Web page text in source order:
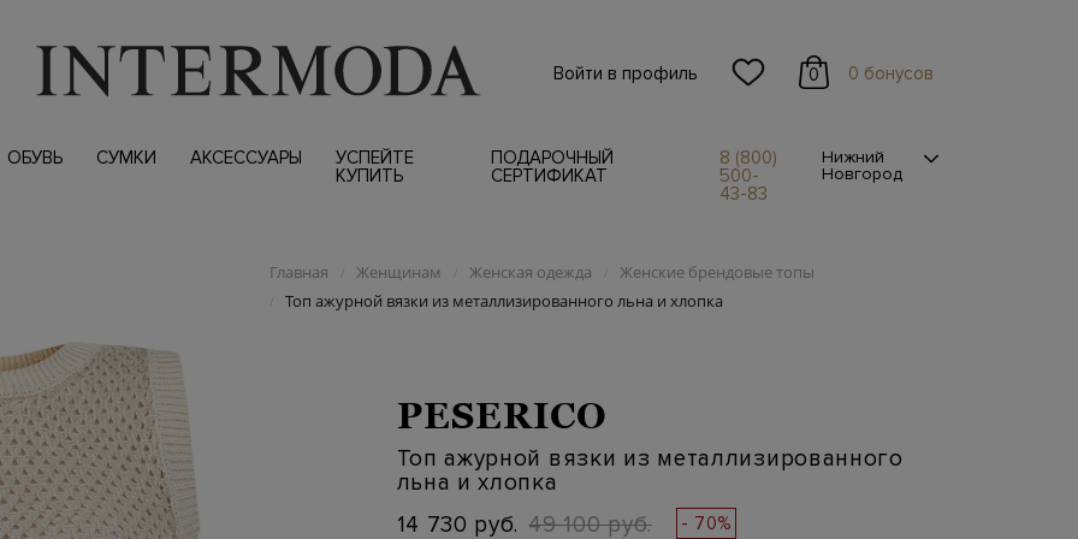
Войти в профиль 0 0 бонусов
ОБУВЬ СУМКИ АКСЕССУАРЫ
УСПЕЙТЕ
КУПИТЬ
ПОДАРОЧНЫЙ
СЕРТИФИКАТ
8 (800)
500-
43-83
Нижний
Новгород
Главная / Женщинам / Женская одежда / Женские брендовые топы
/ Топ ажурной вязки из металлизированного льна и хлопка
PESERICO
Топ ажурной вязки из металлизированного
льна и хлопка
14 730 руб. 49 100 руб. - 70%